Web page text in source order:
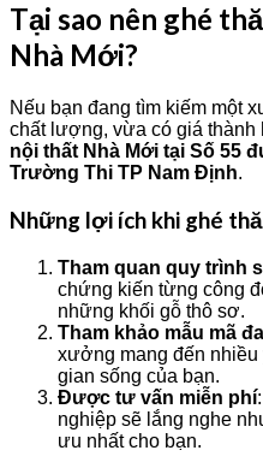
Tại sao nên ghé
Nhà Mới?
Nếu bạn đang tìm kiếm một
chất lượng, vừa có giá thành
nội thất Nhà Mới tại Số 55
Trường Thi TP Nam Định.
Những lợi ích khi ghé
Tham quan quy trình
chứng kiến từng công
những khối gỗ thô sơ.
Tham khảo mẫu mã
xưởng mang đến
gian sống của bạn.
Được tư vấn miễn phí
nghiệp sẽ lắng nghe
ưu nhất cho bạn.